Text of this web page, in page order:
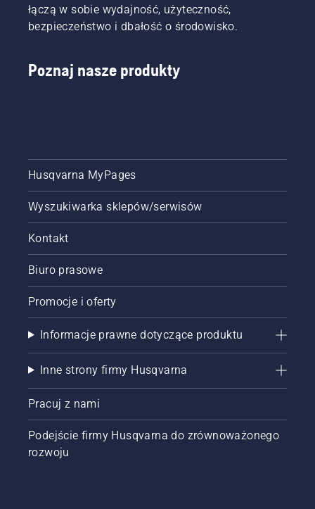
łączą w sobie wydajność, użyteczność,
bezpieczeństwo i dbałość o środowisko.
Poznaj nasze produkty
Husqvarna MyPages
Wyszukiwarka sklepów/serwisów
Kontakt
Biuro prasowe
Promocje i oferty
Informacje prawne dotyczące produktu
Inne strony firmy Husqvarna
Pracuj z nami
Podejście firmy Husqvarna do zrównoważonego
rozwoju